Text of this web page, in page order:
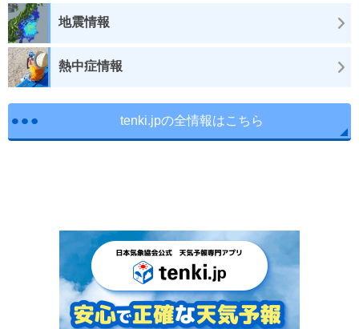
地震情報
熱中症情報
tenki.jpの全情報はこちら